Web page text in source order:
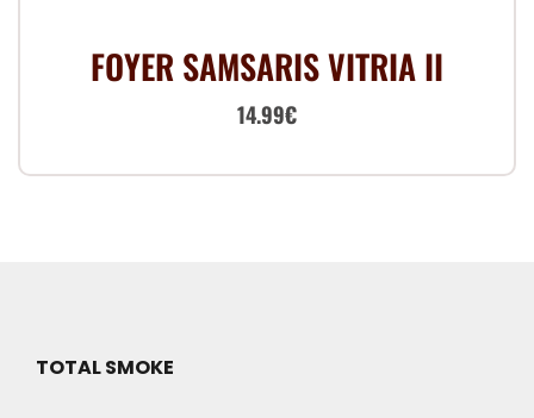
FOYER SAMSARIS VITRIA II
Le
14.99€Le
TOTAL SMOKE